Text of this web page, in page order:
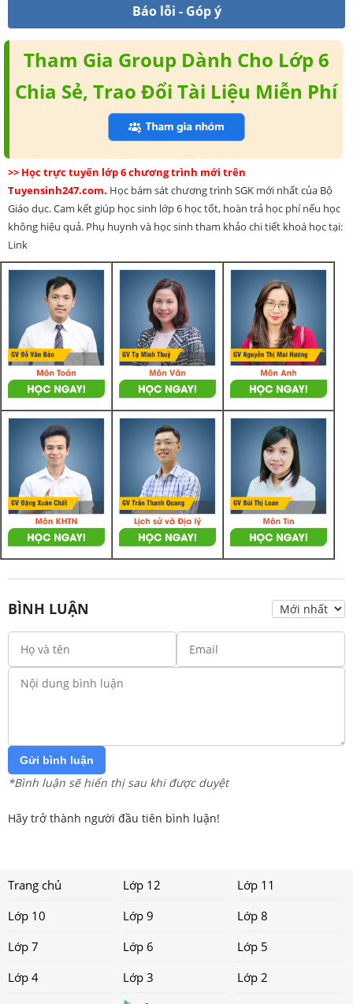
Báo lỗi - Góp ý
Tham Gia Group Dành Cho Lớp 6
Chia Sẻ, Trao Đổi Tài Liệu Miễn Phí
>> Học trực tuyến lớp 6 chương trình mới trên
Tuyensinh247.com. Học bám sát chương trình SGK mới nhất của Bộ
Giáo dục. Cam kết giúp học sinh lớp 6 học tốt, hoàn trả học phí nếu học
không hiệu quả. Phụ huynh và học sinh tham khảo chi tiết khoá học tại:
Link
BÌNH LUẬN
Gửi bình luận
*Bình luận sẽ hiển thị sau khi được duyệt
Hãy trở thành người đầu tiên bình luận!
Trang chủ Lớp 12
Lớp 11
Lớp 10
Lớp 9
Lớp 8
Lớp 7
Lớp 6
Lớp 5
Lớp 4
Lớp 3
Lớp 2